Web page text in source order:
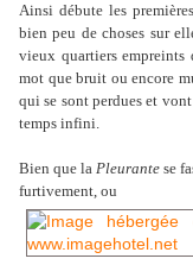
Ainsi débute les
bien peu de choses sur
vieux quartiers empreints
mot que bruit ou encore
qui se sont perdues et
temps infini.
Bien que laPleurante se
furtivement, ou